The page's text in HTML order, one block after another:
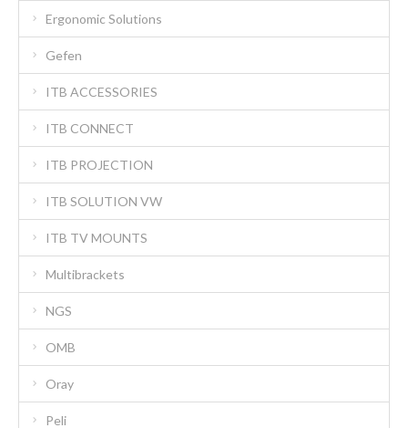
Ergonomic Solutions
Gefen
ITB ACCESSORIES
ITB CONNECT
ITB PROJECTION
ITB SOLUTION VW
ITB TV MOUNTS
Multibrackets
NGS
OMB
Oray
Peli